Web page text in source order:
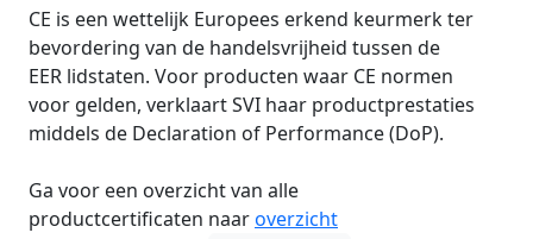
CE is een wettelijk Europees erkend keurmerk ter
bevordering van de handelsvrijheid tussen de
EER lidstaten. Voor producten waar CE normen
voor gelden, verklaart SVI haar productprestaties
middels de Declaration of Performance (DoP).
Ga voor een overzicht van alle
productcertificaten naaroverzicht